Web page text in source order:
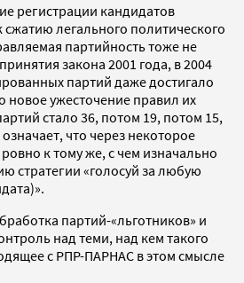
регистрации кандидатов
легального политического
партийность тоже не
закона 2001 года, в 2004
партий даже достигало
новое ужесточение правил их
стало 36, потом 19, потом 15,
что через некоторое
к тому же, с чем изначально
стратегии «голосуй за любую
партий-«льготников» и
над теми, над кем такого
с РПР-ПАРНАС в этом смысле